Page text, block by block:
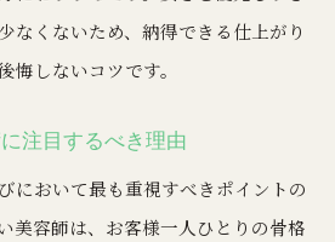
なくないため、納得できる仕上がり
悔しないコツです。
注目するべき理由
において最も重視すべきポイントの
美容師は、お客様一人ひとりの骨格